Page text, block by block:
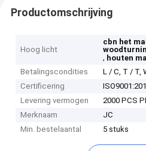
Productomschrijving
Hoog licht
cbn het
, houten
Betalingscondities
L / C, T / T,
Certificering
Levering vermogen
2000 PCS
Merknaam
JC
Min. bestelaantal
5 stuks